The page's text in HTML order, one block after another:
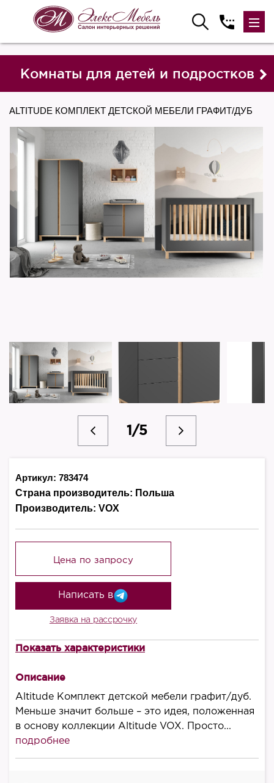
Комнаты для детей и подростков
ALTITUDE КОМПЛЕКТ ДЕТСКОЙ МЕБЕЛИ ГРАФИТ/ДУБ
1/5
Артикул: 783474
Страна производитель: Польша
Производитель: VOX
Цена по запросу
Написать в
Заявка на рассрочку
В комплект входит
Пеленальный столик
Производитель
VOX
Показать характеристики
Описание
Altitude Комплект детской мебели графит/дуб.
Меньше значит больше – это идея, положенная
в основу коллекции Altitude VOX. Просто...
подробнее